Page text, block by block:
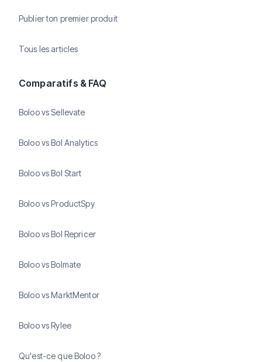
Publier ton premier produit
Tous les articles
Comparatifs & FAQ
Boloo vs Sellevate
Boloo vs Bol Analytics
Boloo vs Bol Start
Boloo vs ProductSpy
Boloo vs Bol Repricer
Boloo vs Bolmate
Boloo vs MarktMentor
Boloo vs Rylee
Qu'est-ce que Boloo ?